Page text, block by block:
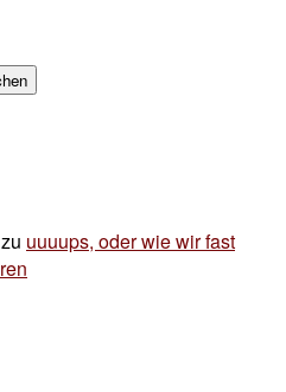
zu uuuups, oder wie wir fast